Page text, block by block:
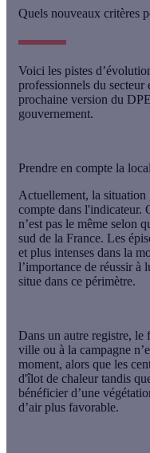
Quels nouveaux critères
Voici les pistes
professionnels du secteur
prochaine version du
gouvernement.
Prendre en compte la
Actuellement, la situation
compte dans l'indicateur.
n’est pas le même selon
sud de la France. Les
et plus intenses dans la
l’importance de réussir à
situe dans ce périmètre.
Dans un autre registre, le
ville ou à la campagne
moment, alors que les
d'îlot de chaleur tandis
bénéficier d’une
d’air plus favorable.